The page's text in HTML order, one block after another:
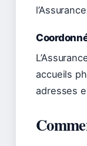
accueils
adresses